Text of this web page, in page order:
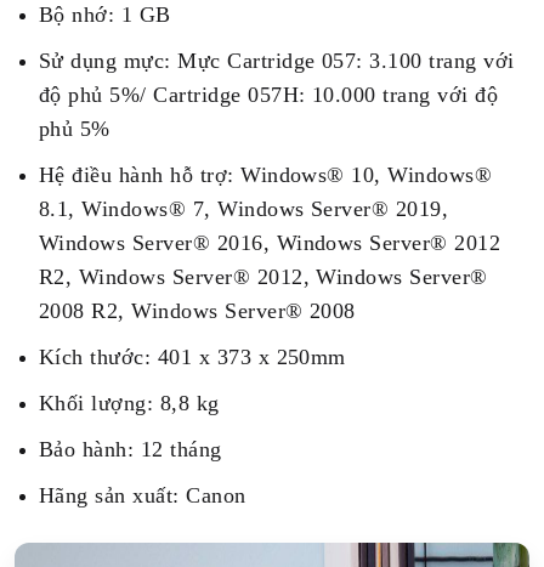
Bộ nhớ: 1 GB
Sử dụng mực: Mực Cartridge 057: 3.100 trang với
độ phủ 5%/ Cartridge 057H: 10.000 trang với độ
phủ 5%
Hệ điều hành hỗ trợ: Windows® 10, Windows®
8.1, Windows® 7, Windows Server® 2019,
Windows Server® 2016, Windows Server® 2012
R2, Windows Server® 2012, Windows Server®
2008 R2, Windows Server® 2008
Kích thước: 401 x 373 x 250mm
Khối lượng: 8,8 kg
Bảo hành: 12 tháng
Hãng sản xuất: Canon